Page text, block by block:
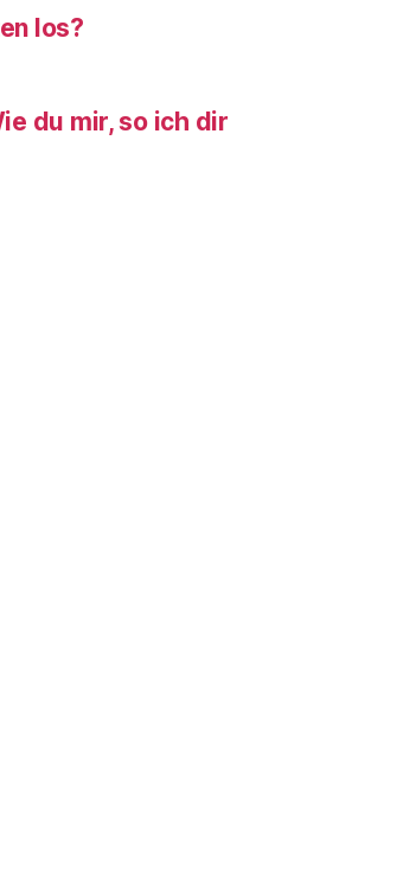
los?
du mir, so ich dir